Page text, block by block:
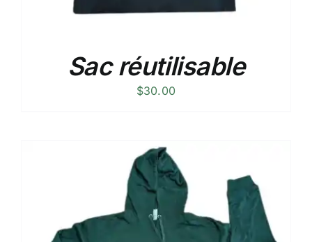
Sac réutilisable
$30.00